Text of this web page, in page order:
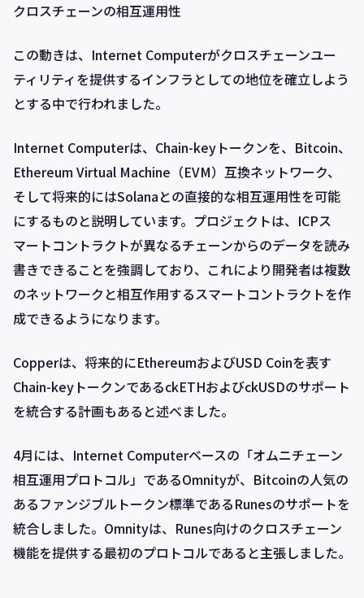
クロスチェーンの相互運用性
この動きは、Internet Computerがクロスチェーンユー
ティリティを提供するインフラとしての地位を確立しよう
とする中で行われました。
Internet Computerは、Chain-keyトークンを、Bitcoin、
Ethereum Virtual Machine（EVM）互換ネットワーク、
そして将来的にはSolanaとの直接的な相互運用性を可能
にするものと説明しています。プロジェクトは、ICPス
マートコントラクトが異なるチェーンからのデータを読み
書きできることを強調しており、これにより開発者は複数
のネットワークと相互作用するスマートコントラクトを作
成できるようになります。
Copperは、将来的にEthereumおよびUSD Coinを表す
Chain-keyトークンであるckETHおよびckUSDのサポート
を統合する計画もあると述べました。
4月には、Internet Computerベースの「オムニチェーン
相互運用プロトコル」であるOmnityが、Bitcoinの人気の
あるファンジブルトークン標準であるRunesのサポートを
統合しました。Omnityは、Runes向けのクロスチェーン
機能を提供する最初のプロトコルであると主張しました。